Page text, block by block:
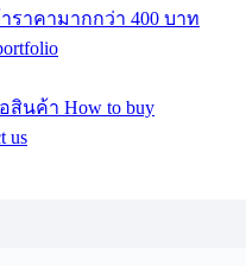
ราคามากกว่า 400 บาท
นค้า How to buy
us